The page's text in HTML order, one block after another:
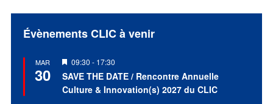
Évènements CLIC à venir
MAR
30
Mis
en
avant
09:30 - 17:30
SAVE THE DATE / Rencontre Annuelle
Culture & Innovation(s) 2027 du CLIC